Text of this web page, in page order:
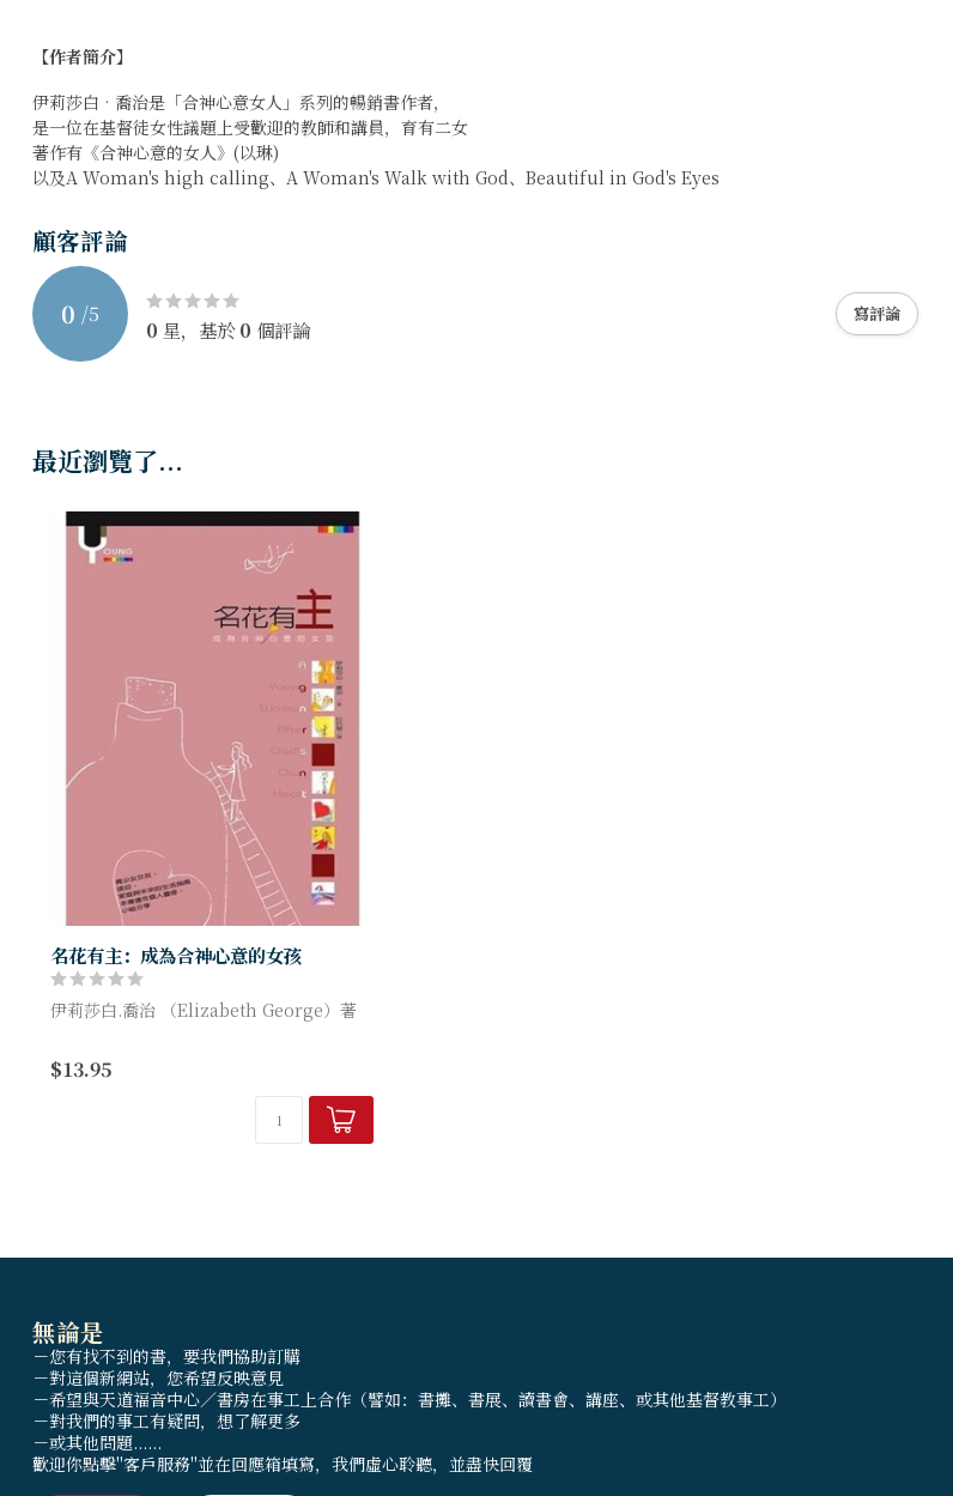
【作者簡介】
伊莉莎白‧喬治是「合神心意女人」系列的暢銷書作者，
是一位在基督徒女性議題上受歡迎的教師和講員，育有二女
著作有《合神心意的女人》(以琳)
以及A Woman's high calling、A Woman's Walk with God、Beautiful in God's Eyes
顧客評論
0 /5
0 星，基於0 個評論
寫評論
最近瀏覽了...
名花有主：成為合神心意的女孩
伊莉莎白.喬治 （Elizabeth George）著
何成為合神心意的女孩」。
$13.95
無論是
－您有找不到的書，要我們協助訂購
－對這個新網站，您希望反映意見
－希望與天道福音中心／書房在事工上合作（譬如：書攤、書展、讀書會、講座、或其他基督教事工）
－對我們的事工有疑問，想了解更多
－或其他問題......
歡迎你點擊"客戶服務"並在回應箱填寫，我們虛心聆聽，並盡快回覆